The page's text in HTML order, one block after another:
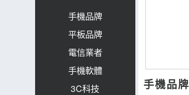
手機品牌
平板品牌
電信業者
手機軟體
3C科技
手機品牌